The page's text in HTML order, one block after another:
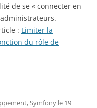
de se « connecter en
: Limiter la
du rôle de
,Symfony le 19